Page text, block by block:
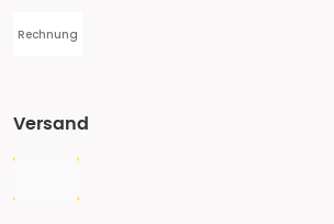
Rechnung
Versand